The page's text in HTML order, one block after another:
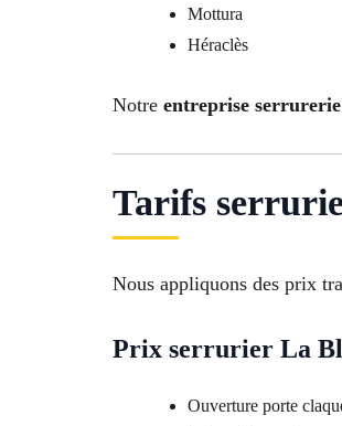
Mottura
Héraclès
Notre entreprise
Tarifs
Nous appliquons des prix
Prix serrurier La
Ouverture porte